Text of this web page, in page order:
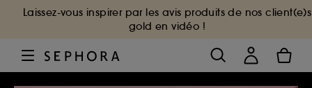
Laissez-vous inspirer par les avis produits de nos client(e)s
gold en vidéo !